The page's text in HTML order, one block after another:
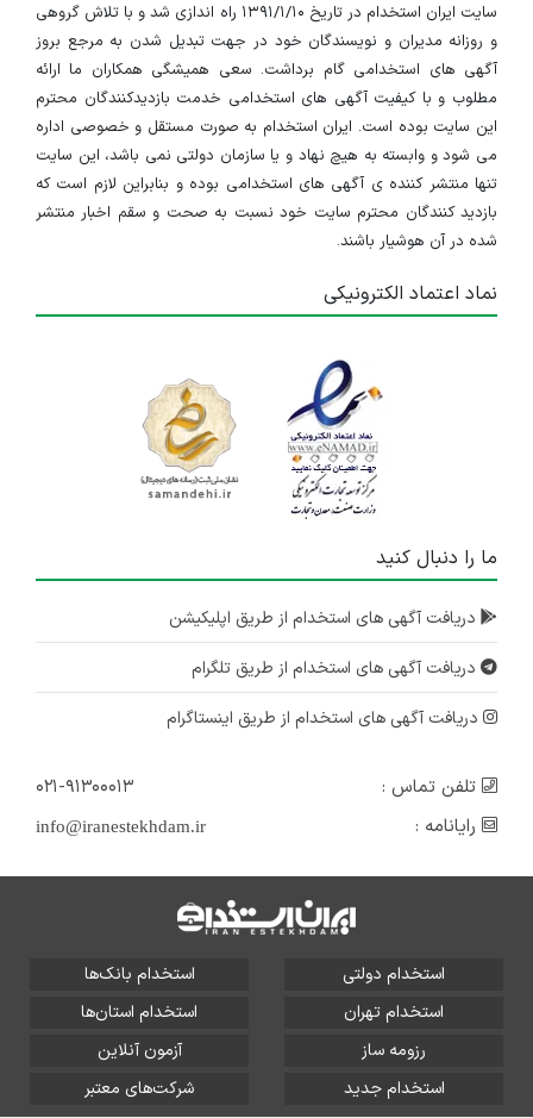
سایت ایران استخدام در تاریخ ۱۳۹۱/۱/۱۰ راه اندازی شد و با تلاش گروهی
و روزانه مدیران و نویسندگان خود در جهت تبدیل شدن به مرجع بروز
آگهی های استخدامی گام برداشت. سعی همیشگی همکاران ما ارائه
مطلوب و با کیفیت آگهی های استخدامی خدمت بازدیدکنندگان محترم
این سایت بوده است. ایران استخدام به صورت مستقل و خصوصی اداره
می شود و وابسته به هیچ نهاد و یا سازمان دولتی نمی باشد، این سایت
تنها منتشر کننده ی آگهی های استخدامی بوده و بنابراین لازم است که
بازدید کنندگان محترم سایت خود نسبت به صحت و سقم اخبار منتشر
شده در آن هوشیار باشند.
نماد اعتماد الکترونیکی
ما را دنبال کنید
دریافت آگهی های استخدام از طریق اپلیکیشن
دریافت آگهی های استخدام از طریق تلگرام
دریافت آگهی های استخدام از طریق اینستاگرام
تلفن تماس :
۰۲۱-۹۱۳۰۰۰۱۳
رایانامه :
info@iranestekhdam.ir
استخدام دولتی
استخدام بانک‌ها
استخدام تهران
استخدام استان‌ها
رزومه ساز
آزمون آنلاین
استخدام جدید
شرکت‌های معتبر